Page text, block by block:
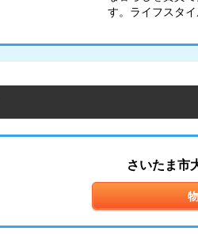
す。ライフスタ
さいたま市